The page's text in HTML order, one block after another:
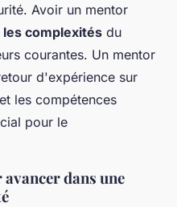
Avoir un mentor
complexités du
courantes. Un mentor
d'expérience sur
et les compétences
pour le
dans une